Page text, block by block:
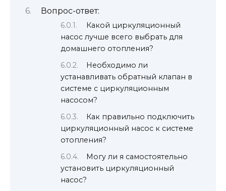
Вопрос-ответ:
Какой циркуляционный
насос лучше всего выбрать для
домашнего отопления?
Необходимо ли
устанавливать обратный клапан в
системе с циркуляционным
насосом?
Как правильно подключить
циркуляционный насос к системе
отопления?
Могу ли я самостоятельно
установить циркуляционный
насос?